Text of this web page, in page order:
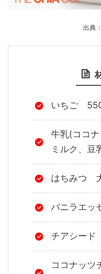
出典：
いちご
牛乳(ココ
ミルク、
はちみつ
バニラエッ
チアシー
ココナッツ